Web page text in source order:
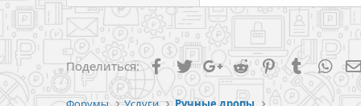
Поделиться: Facebook
TwitterGoogle+
RedditPinterestTumblr